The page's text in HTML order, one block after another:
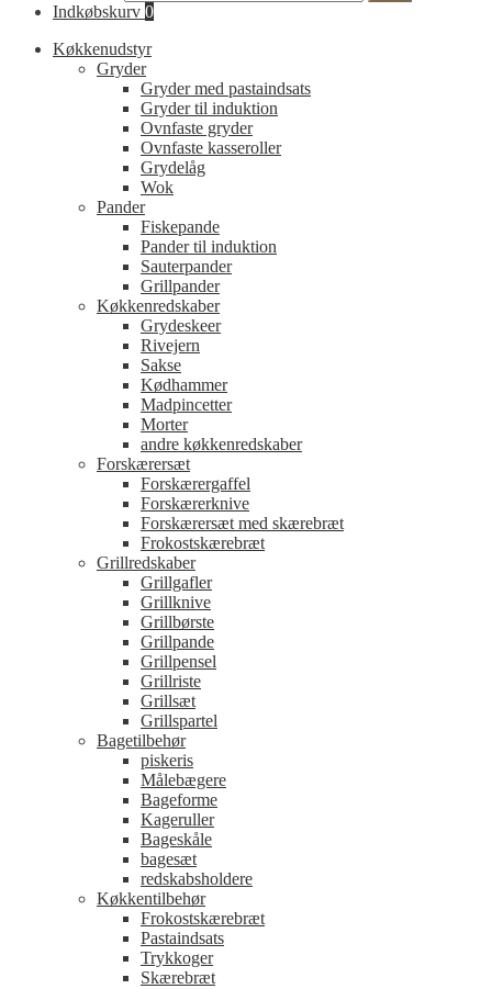
Indkøbskurv 0
Køkkenudstyr
Gryder
Gryder med pastaindsats
Gryder til induktion
Ovnfaste gryder
Ovnfaste kasseroller
Grydelåg
Wok
Pander
Fiskepande
Pander til induktion
Sauterpander
Grillpander
Køkkenredskaber
Grydeskeer
Rivejern
Sakse
Kødhammer
Madpincetter
Morter
andre køkkenredskaber
Forskærersæt
Forskærergaffel
Forskærerknive
Forskærersæt med skærebræt
Frokostskærebræt
Grillredskaber
Grillgafler
Grillknive
Grillbørste
Grillpande
Grillpensel
Grillriste
Grillsæt
Grillspartel
Bagetilbehør
piskeris
Målebægere
Bageforme
Kageruller
Bageskåle
bagesæt
redskabsholdere
Køkkentilbehør
Frokostskærebræt
Pastaindsats
Trykkoger
Skærebræt